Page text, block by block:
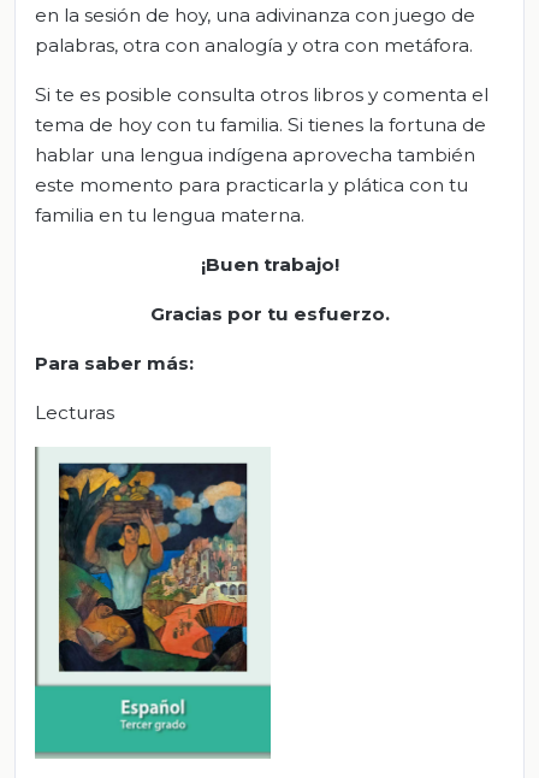
en la sesión de hoy, una adivinanza con juego de
palabras, otra con analogía y otra con metáfora.
Si te es posible consulta otros libros y comenta el
tema de hoy con tu familia. Si tienes la fortuna de
hablar una lengua indígena aprovecha también
este momento para practicarla y plática con tu
familia en tu lengua materna.
¡Buen trabajo!
Gracias por tu esfuerzo.
Para saber más:
Lecturas